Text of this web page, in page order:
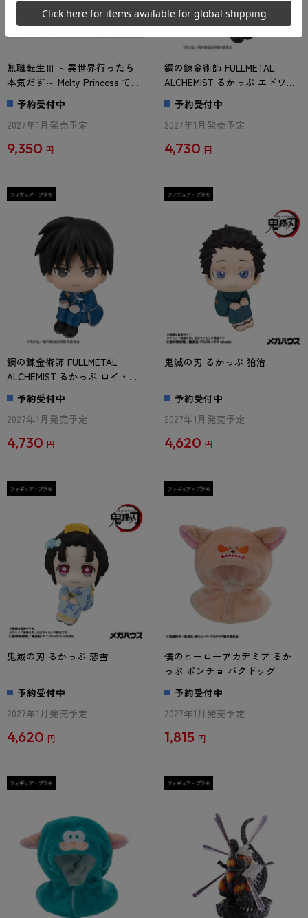
無職転生Ⅲ ～異世界行ったら
本気だす～ Melty Princess ての
ひらエリス 添い寝だニャンVer.
予約受付中
2027年1月発売予定
9,350 円
鋼の錬金術師 FULLMETAL
ALCHEMIST るかっぷ エドワー
ド・エルリック
予約受付中
2027年1月発売予定
4,730 円
鋼の錬金術師 FULLMETAL
ALCHEMIST るかっぷ ロイ・マ
スタング
予約受付中
2027年1月発売予定
4,730 円
鬼滅の刃 るかっぷ 狛治
予約受付中
2027年1月発売予定
4,620 円
鬼滅の刃 るかっぷ 恋雪
予約受付中
2027年1月発売予定
4,620 円
僕のヒーローアカデミア るか
っぷ ポンチョ バクドッグ
予約受付中
2027年1月発売予定
1,815 円